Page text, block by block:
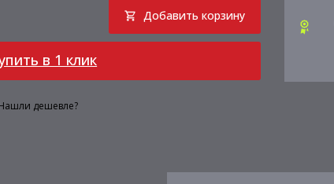
Добавить корзину
в 1 клик
дешевле?